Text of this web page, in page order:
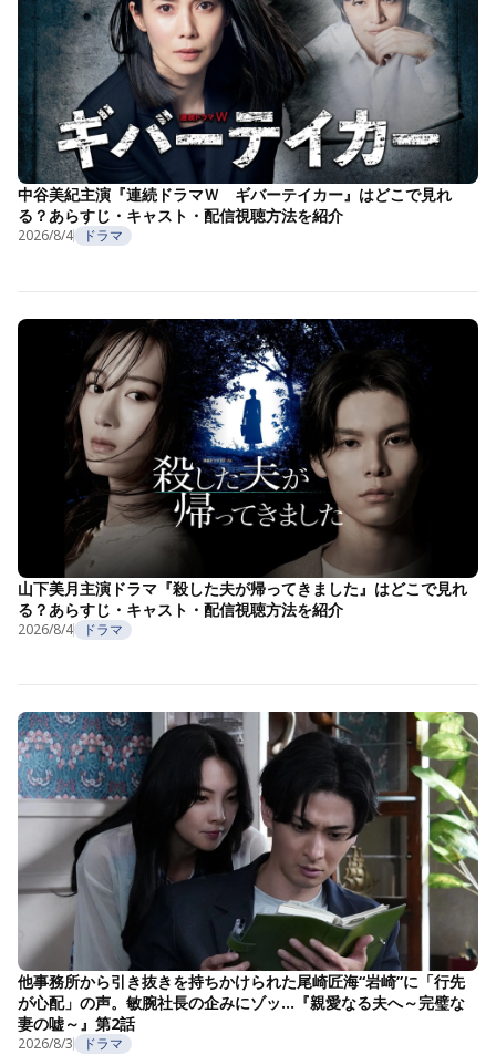
中谷美紀主演『連続ドラマＷ ギバーテイカー』はどこで見れ
る？あらすじ・キャスト・配信視聴方法を紹介
2026/8/4 ドラマ
山下美月主演ドラマ『殺した夫が帰ってきました』はどこで見れ
る？あらすじ・キャスト・配信視聴方法を紹介
2026/8/4 ドラマ
他事務所から引き抜きを持ちかけられた尾崎匠海“岩崎”に「行先
が心配」の声。敏腕社長の企みにゾッ…『親愛なる夫へ～完璧な
妻の嘘～』第2話
2026/8/3 ドラマ